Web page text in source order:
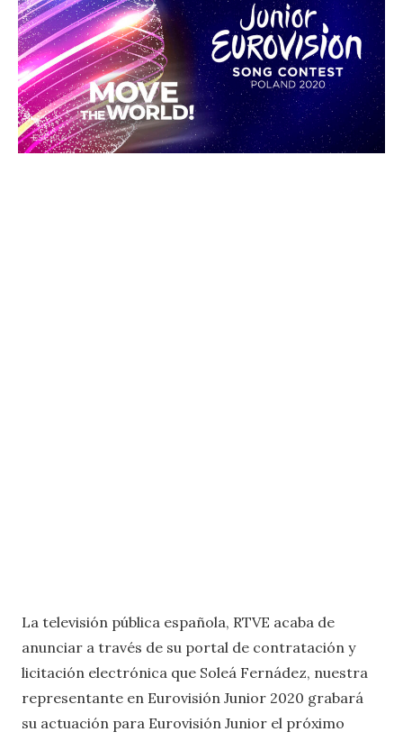
La televisión pública española, RTVE acaba de
anunciar a través de su portal de contratación y
licitación electrónica que Soleá Fernádez, nuestra
representante en Eurovisión Junior 2020 grabará
su actuación para Eurovisión Junior el próximo